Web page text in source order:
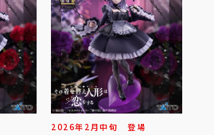
2026年 2 月中旬 登場